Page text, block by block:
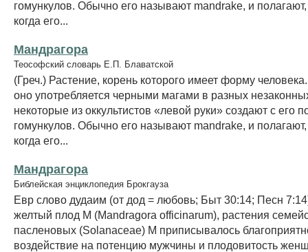
гомункулов. Обычно его называют mandrake, и полагают,
когда его...
Мандрагора
Теософский словарь Е.П. Блаватской
(Греч.) Растение, корень которого имеет форму
оно употребляется черными магами в разных
некоторые из оккультистов «левой руки» создают с его
гомункулов. Обычно его называют mandrake, и полагают,
когда его...
Мандрагора
Библейская энциклопедия Брокгауза
Евр слово дудаим (от дод = любовь; Быт 30:14; Песн
желтый плод М (Mandragora officinarum), растения
пасленовых (Solanaceae) М приписывалось
воздействие на потенцию мужчины и плодовитость